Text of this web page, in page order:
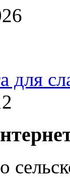
для